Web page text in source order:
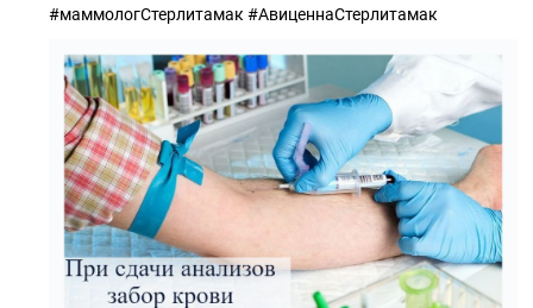
#маммологСтерлитамак #АвиценнаСтерлитамак